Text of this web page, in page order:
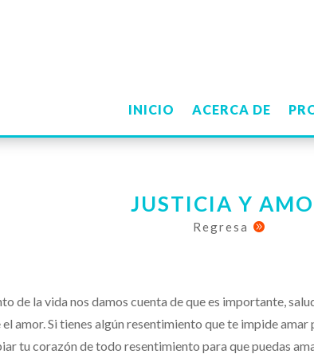
INICIO ACERCA DE
JUSTICIA Y
Regresa 
de la vida nos damos cuenta de que es importante,
amor. Si tienes algún resentimiento que te impide amar
tu corazón de todo resentimiento para que puedas